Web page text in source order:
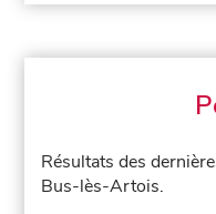
Résultats des
Bus-lès-Artois.